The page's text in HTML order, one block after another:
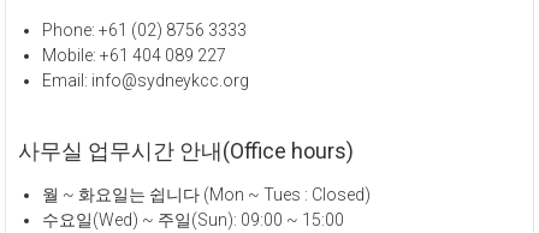
Phone: +61 (02) 8756 3333
Mobile: +61 404 089 227
Email: info@sydneykcc.org
사무실 업무시간 안내(Office hours)
월 ~ 화요일는 쉽니다 (Mon ~ Tues : Closed)
수요일(Wed) ~ 주일(Sun): 09:00 ~ 15:00